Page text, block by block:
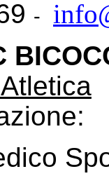
-